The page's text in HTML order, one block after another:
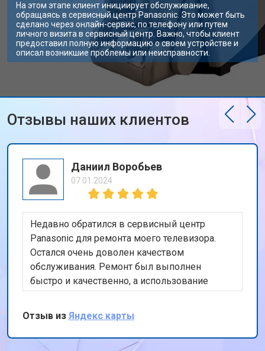
Ремонт купюроприемника от 4700 ₽ Заказать
Замена сетевого трансформатора от 4500 ₽ Заказать
Ремонт микро-лифта от 5500 ₽ Заказать
На этом этапе клиент инициирует обслуживание,
обращаясь в сервисный центр Panasonic. Это может быть
сделано через онлайн-сервис, по телефону или путем
личного визита в сервисный центр. Важно, чтобы клиент
предоставил полную информацию о своем устройстве и
описал возникшие проблемы или неисправности.
Отзывы наших клиентов
Даниил Воробьев
07.01.2024
Недавно обратился в сервисный центр
Panasonic для ремонта моего телевизора.
Остался очень доволен качеством
обслуживания. Ремонт был выполнен
быстро и качественно, а использование
оригинальных запчастей дает уверенность в
долговечности ремонта. Также порадовала
бесплатная доставка техники. Спасибо за ваш
профессионализм и внимание к клиентам!
Отзыв из Яндекс карты